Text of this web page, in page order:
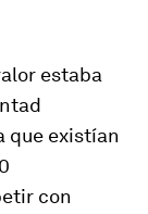
estaba
que existían
con